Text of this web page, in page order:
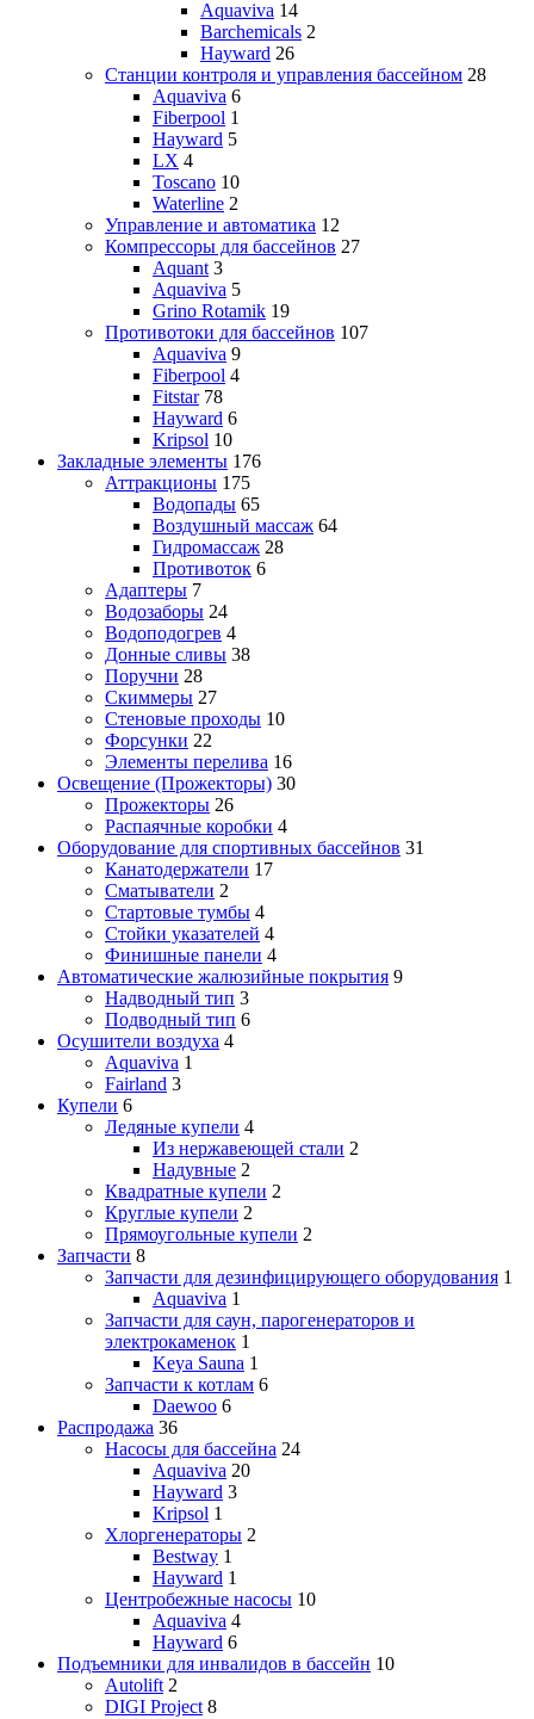
Aquaviva 14
Barchemicals 2
Hayward 26
Станции контроля и управления бассейном 28
Aquaviva 6
Fiberpool 1
Hayward 5
LX 4
Toscano 10
Waterline 2
Управление и автоматика 12
Компрессоры для бассейнов 27
Aquant 3
Aquaviva 5
Grino Rotamik 19
Противотоки для бассейнов 107
Aquaviva 9
Fiberpool 4
Fitstar 78
Hayward 6
Kripsol 10
Закладные элементы 176
Аттракционы 175
Водопады 65
Воздушный массаж 64
Гидромассаж 28
Противоток 6
Адаптеры 7
Водозаборы 24
Водоподогрев 4
Донные сливы 38
Поручни 28
Скиммеры 27
Стеновые проходы 10
Форсунки 22
Элементы перелива 16
Освещение (Прожекторы) 30
Прожекторы 26
Распаячные коробки 4
Оборудование для спортивных бассейнов 31
Канатодержатели 17
Сматыватели 2
Стартовые тумбы 4
Стойки указателей 4
Финишные панели 4
Автоматические жалюзийные покрытия 9
Надводный тип 3
Подводный тип 6
Осушители воздуха 4
Aquaviva 1
Fairland 3
Купели 6
Ледяные купели 4
Из нержавеющей стали 2
Надувные 2
Квадратные купели 2
Круглые купели 2
Прямоугольные купели 2
Запчасти 8
Запчасти для дезинфицирующего оборудования 1
Aquaviva 1
Запчасти для саун, парогенераторов и
электрокаменок 1
Keya Sauna 1
Запчасти к котлам 6
Daewoo 6
Распродажа 36
Насосы для бассейна 24
Aquaviva 20
Hayward 3
Kripsol 1
Хлоргенераторы 2
Bestway 1
Hayward 1
Центробежные насосы 10
Aquaviva 4
Hayward 6
Подъемники для инвалидов в бассейн 10
Autolift 2
DIGI Project 8